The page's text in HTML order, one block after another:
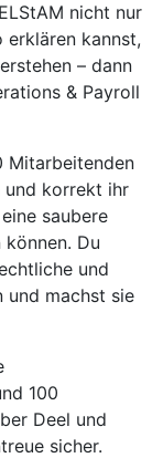
nicht nur
erklären kannst,
– dann
& Payroll
Mitarbeitenden
und korrekt ihr
saubere
Du
und
und machst sie
100
Deel und
sicher.